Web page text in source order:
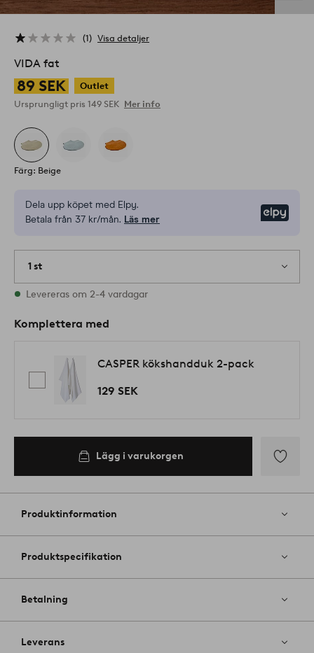
1 Visa detaljer
VIDA fat
89 SEK
Outlet
Ursprungligt pris 149 SEK Mer info
Färg: Beige
Dela upp köpet med Elpy.
Betala från 37 kr/mån. Läs mer
1 st
I lager
Levereras om 2-4 vardagar
Komplettera med
CASPER kökshandduk 2-pack
129 SEK
Lägg i varukorgen
till
favoriter
Produktinformation
Produktspecifikation
Betalning
Leverans